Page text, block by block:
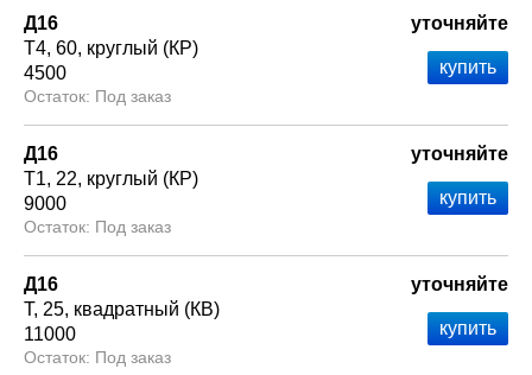
Д16
Т4 60 круглый (КР)
4500
Под заказ
уточняйте
Д16
Т1 22 круглый (КР)
9000
Под заказ
уточняйте
Д16
Т 25 квадратный (КВ)
11000
Под заказ
уточняйте